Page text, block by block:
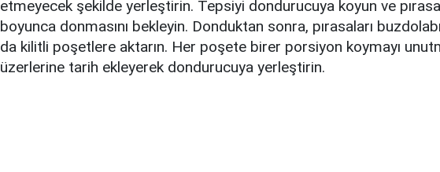
etmeyecek şekilde yerleştirin. Tepsiyi dondurucuya koyun ve
boyunca donmasını bekleyin. Donduktan sonra, pırasaları
da kilitli poşetlere aktarın. Her poşete birer porsiyon koymayı
üzerlerine tarih ekleyerek dondurucuya yerleştirin.